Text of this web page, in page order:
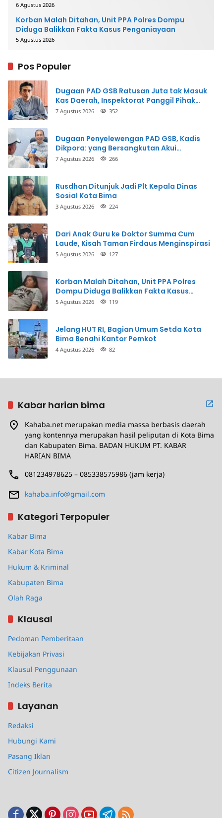
6 Agustus 2026
Korban Malah Ditahan, Unit PPA Polres Dompu
Diduga Balikkan Fakta Kasus Penganiayaan
5 Agustus 2026
Pos Populer
Dugaan PAD GSB Ratusan Juta tak Masuk
Kas Daerah, Inspektorat Panggil Pihak
Terkait
7 Agustus 2026 352
Dugaan Penyelewengan PAD GSB, Kadis
Dikpora: yang Bersangkutan Akui
Perbuatannya dan Siap Mengembalikan
7 Agustus 2026 266
Rusdhan Ditunjuk Jadi Plt Kepala Dinas
Sosial Kota Bima
3 Agustus 2026 224
Dari Anak Guru ke Doktor Summa Cum
Laude, Kisah Taman Firdaus Menginspirasi
5 Agustus 2026 127
Korban Malah Ditahan, Unit PPA Polres
Dompu Diduga Balikkan Fakta Kasus
Penganiayaan
5 Agustus 2026 119
Jelang HUT RI, Bagian Umum Setda Kota
Bima Benahi Kantor Pemkot
4 Agustus 2026 82
Kabar harian bima
Kahaba.net merupakan media massa berbasis daerah
yang kontennya merupakan hasil peliputan di Kota Bima
dan Kabupaten Bima. BADAN HUKUM PT. KABAR
HARIAN BIMA
081234978625 – 085338575986 (jam kerja)
kahaba.info@gmail.com
Kategori Terpopuler
Kabar Bima
Kabar Kota Bima
Hukum & Kriminal
Kabupaten Bima
Olah Raga
Klausal
Pedoman Pemberitaan
Kebijakan Privasi
Klausul Penggunaan
Indeks Berita
Layanan
Redaksi
Hubungi Kami
Pasang Iklan
Citizen Journalism